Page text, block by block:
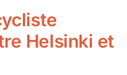
Helsinki et